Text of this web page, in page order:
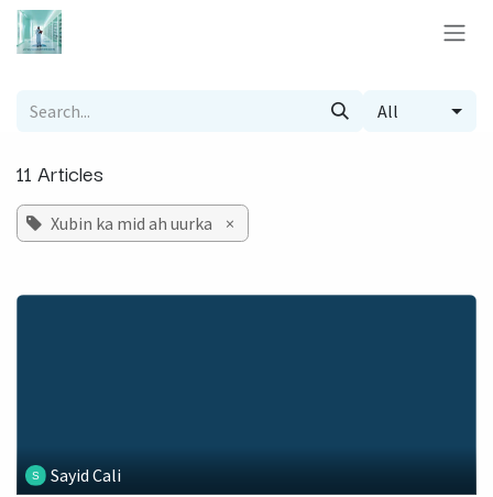
Skip to Content
All
11 Articles
Xubin ka mid ah uurka ×
Sayid Cali